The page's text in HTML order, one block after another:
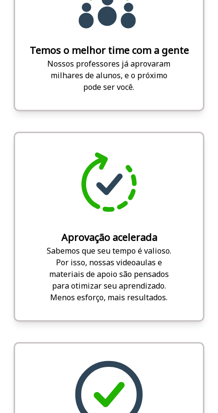
Temos o melhor time com a gente
Nossos professores já aprovaram
milhares de alunos, e o próximo
pode ser você.
Aprovação acelerada
Sabemos que seu tempo é valioso.
Por isso, nossas videoaulas e
materiais de apoio são pensados
para otimizar seu aprendizado.
Menos esforço, mais resultados.